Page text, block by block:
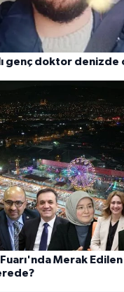
genç doktor denizde
Merak Edilen